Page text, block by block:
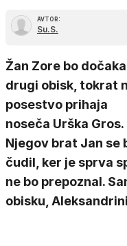
AVTOR:
Su.S.
Žan Zore bo
drugi obisk, tokrat
posestvo prihaja
noseča Urška Gros.
Njegov brat Jan se
čudil, ker je sprva
ne bo prepoznal.
obisku,